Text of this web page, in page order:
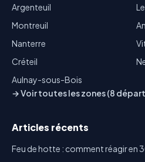
Argenteuil
Montreuil
Nanterre
Créteil
Aulnay-sous-Bois
→ Voir toutes les zones (8
Articles récents
Feu de hotte : comment réagir en